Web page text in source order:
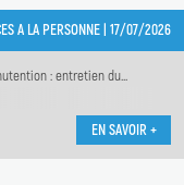
A LA PERSONNE | 17/07/2026
: entretien du...
EN SAVOIR +